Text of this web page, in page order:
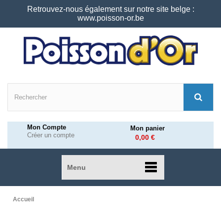
Retrouvez-nous également sur notre site belge :
www.poisson-or.be
Mon Compte
Créer un compte
Mon panier
0,00 €
Menu
Accueil